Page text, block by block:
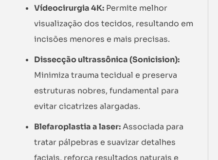
Vídeocirurgia 4K: Permite melhor
visualização dos tecidos, resultando em
incisões menores e mais precisas.
Dissecção ultrassônica (Sonicision):
Minimiza trauma tecidual e preserva
estruturas nobres, fundamental para
evitar cicatrizes alargadas.
Blefaroplastia a laser:Associada para
tratar pálpebras e suavizar detalhes